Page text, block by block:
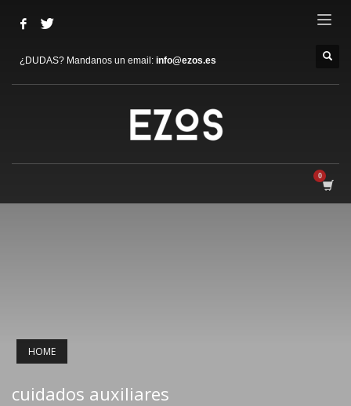
¿DUDAS? Mandanos un email: info@ezos.es
HOME
cuidados auxiliares